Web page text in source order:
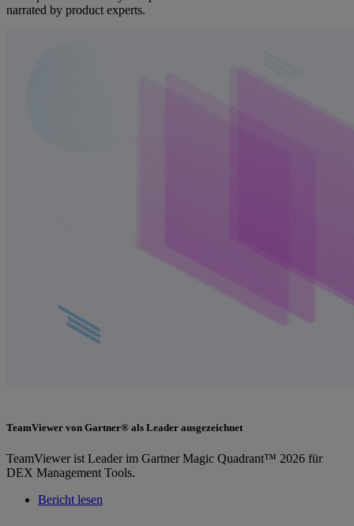
narrated by product experts.
TeamViewer von Gartner® als Leader ausgezeichnet
TeamViewer ist Leader im Gartner Magic Quadrant™ 2026 für
DEX Management Tools.
Bericht lesen